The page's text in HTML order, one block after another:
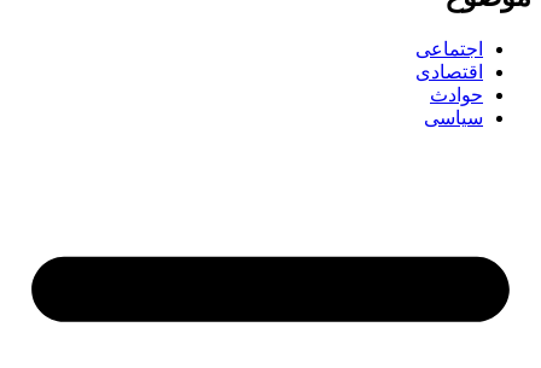
اجتماعی
اقتصادی
حوادث
سیاسی